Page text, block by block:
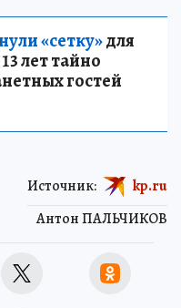
«сетку»для
лет тайно
гостей
Антон ПАЛЬЧИКОВ
Источник: kp.ru